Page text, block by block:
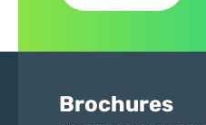
Brochures